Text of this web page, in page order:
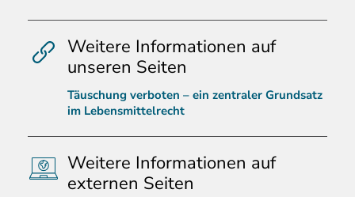
Weitere Informationen auf
unseren Seiten
Täuschung verboten – ein zentraler Grundsatz
im Lebensmittelrecht
Weitere Informationen auf
externen Seiten